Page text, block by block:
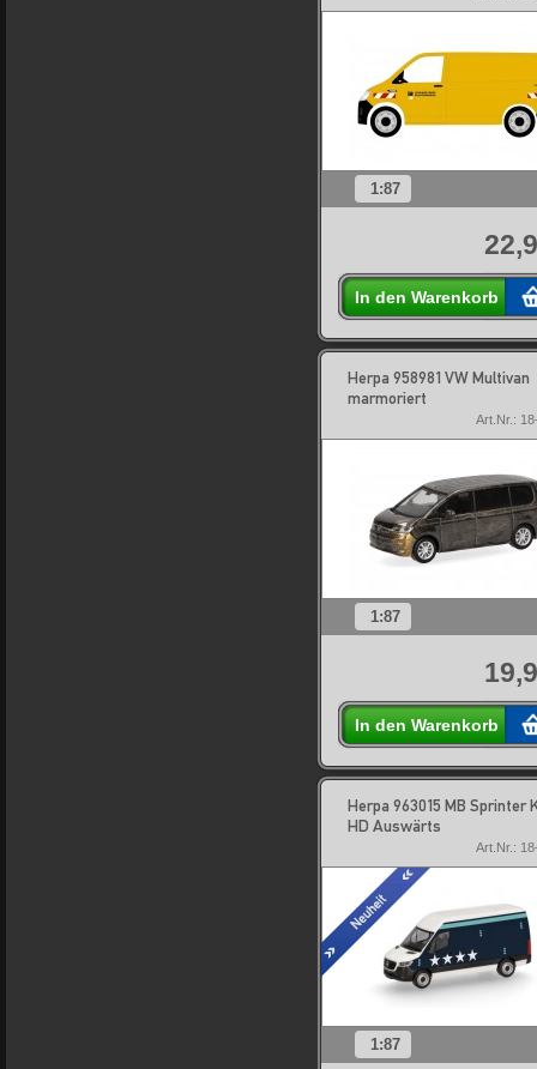
1:87
In den Warenkorb
Herpa 958981 VW Multivan
marmoriert
Art.Nr.:
1:87
In den Warenkorb
Herpa 963015 MB Sprinter
HD Auswärts
Art.Nr.:
1:87